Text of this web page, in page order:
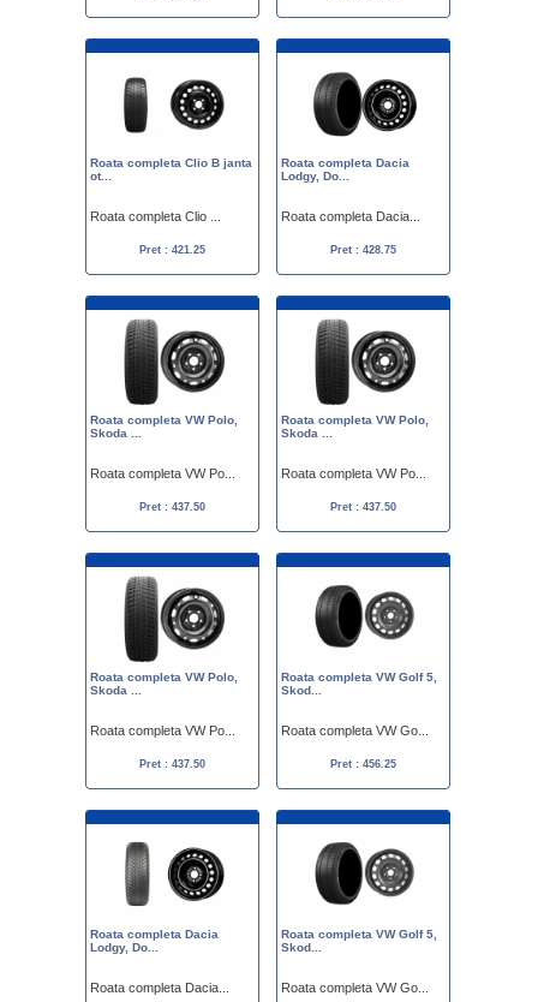
Roata completa Clio B janta
ot...
Roata completa Clio ...
Pret : 421.25
Roata completa Dacia
Lodgy, Do...
Roata completa Dacia...
Pret : 428.75
Roata completa VW Polo,
Skoda ...
Roata completa VW Po...
Pret : 437.50
Roata completa VW Polo,
Skoda ...
Roata completa VW Po...
Pret : 437.50
Roata completa VW Polo,
Skoda ...
Roata completa VW Po...
Pret : 437.50
Roata completa VW Golf 5,
Skod...
Roata completa VW Go...
Pret : 456.25
Roata completa Dacia
Lodgy, Do...
Roata completa Dacia...
Roata completa VW Golf 5,
Skod...
Roata completa VW Go...